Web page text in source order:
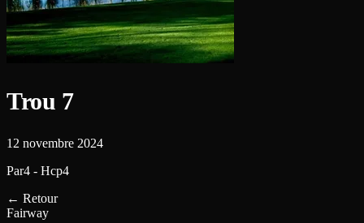
Trou 7
12 novembre 2024
Par4 - Hcp4
← Retour
Fairway